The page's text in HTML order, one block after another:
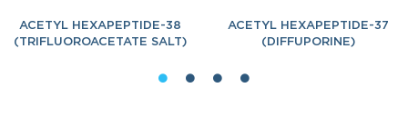
ACETYL HEXAPEPTIDE-38
(TRIFLUOROACETATE SALT)
ACETYL HEXAPEPTIDE-37
(DIFFUPORINE)